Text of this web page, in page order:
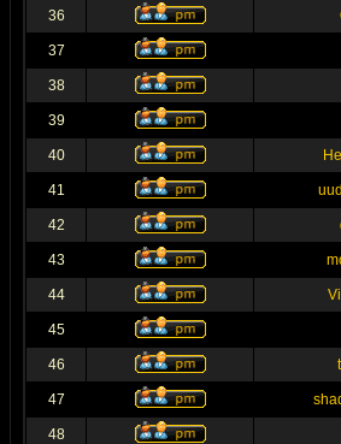
36
37
38
39
40
41
42
43
44
45
46
47
48